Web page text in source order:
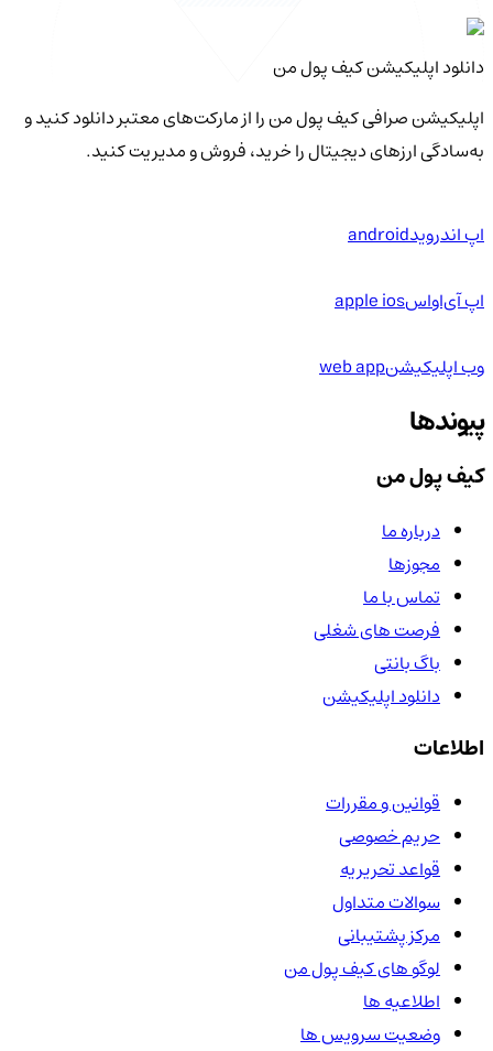
دانلود اپلیکیشن کیف‌ پول من
اپلیکیشن صرافی کیف پول من را از مارکت‌های معتبر دانلود کنید و
به‌سادگی ارزهای دیجیتال را خرید، فروش و مدیریت کنید.
اپ اندرویدandroid
اپ آی‌او‌اسapple ios
وب اپلیکیشنweb app
پیوندها
کیف پول من
درباره ما
مجوزها
تماس با ما
فرصت های شغلی
باگ بانتی
دانلود اپلیکیشن
اطلاعات
قوانین و مقررات
حریم خصوصی
قواعد تحریریه
سوالات متداول
مرکز پشتیبانی
لوگو های کیف پول من
اطلاعیه ها
وضعیت سرویس ها